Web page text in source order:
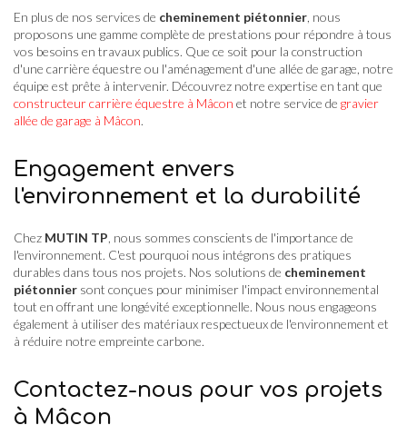
En plus de nos services de cheminement piétonnier , nous
proposons une gamme complète de prestations pour répondre à tous
vos besoins en travaux publics. Que ce soit pour la construction
d'une carrière équestre ou l'aménagement d'une allée de garage, notre
équipe est prête à intervenir. Découvrez notre expertise en tant que
constructeur carrière équestre à Mâcon et notre service de gravier
allée de garage à Mâcon.
Engagement envers
l'environnement et la durabilité
Chez MUTIN TP , nous sommes conscients de l'importance de
l'environnement. C'est pourquoi nous intégrons des pratiques
durables dans tous nos projets. Nos solutions de cheminement
piétonnier sont conçues pour minimiser l'impact environnemental
tout en offrant une longévité exceptionnelle. Nous nous engageons
également à utiliser des matériaux respectueux de l'environnement et
à réduire notre empreinte carbone.
Contactez-nous pour vos projets
à Mâcon